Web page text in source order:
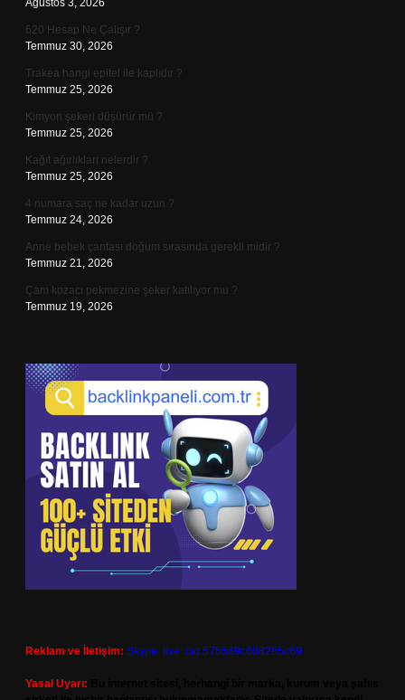
Ağustos 3, 2026
620 Hesap Ne Çalışır ?
Temmuz 30, 2026
Trakea hangi epitel ile kaplıdır ?
Temmuz 25, 2026
Kimyon şekeri düşürür mü ?
Temmuz 25, 2026
Kağıt ağırlıkları nelerdir ?
Temmuz 25, 2026
4 numara saç ne kadar uzun ?
Temmuz 24, 2026
Anne bebek çantası doğum sırasında gerekli midir ?
Temmuz 21, 2026
Çam kozacı pekmezine şeker katılıyor mu ?
Temmuz 19, 2026
Reklam ve İletişim: Skype: live:.cid.575569c608265c69
Yasal Uyarı: